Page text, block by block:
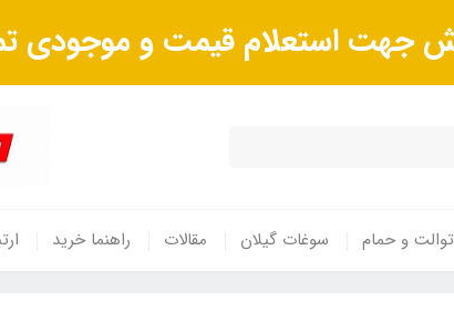
جهت استعلام قیمت و موجودی
و حمام سوغات گیلان مقالات راهنما خرید